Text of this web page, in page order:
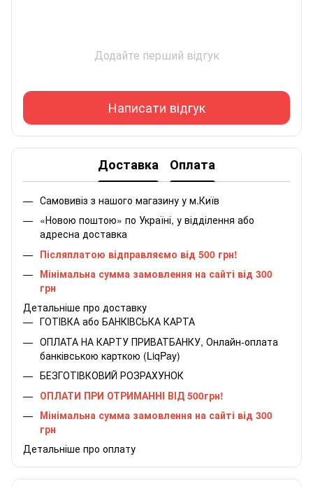
Додайте перший відгук
Написати відгук
Доставка Оплата
Самовивіз з нашого магазину у м.Київ
«Новою поштою» по Україні, у відділення або
адресна доставка
Післяплатою відправляємо від 500 грн!
Мінімальна сумма замовлення на сайті від 300
грн
Детальніше про доставку
ГОТІВКА або БАНКІВСЬКА КАРТА
ОПЛАТА НА КАРТУ ПРИВАТБАНКУ, Онлайн-оплата
банківською карткою (LiqPay)
БЕЗГОТІВКОВИЙ РОЗРАХУНОК
ОПЛАТИ ПРИ ОТРИМАННІ ВІД 500грн!
Мінімальна сумма замовлення на сайті від 300
грн
Детальніше про оплату